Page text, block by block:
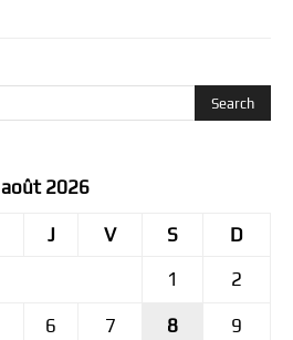
août 2026
J V S
D
1
2
6 7 8 9